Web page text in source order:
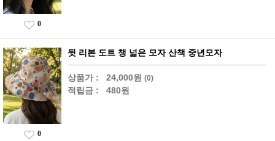
0
뒷 리본 도트 챙 넓은 모자 산책 중년모자
상품가 : 24,000원 (0)
적립금 : 480원
0